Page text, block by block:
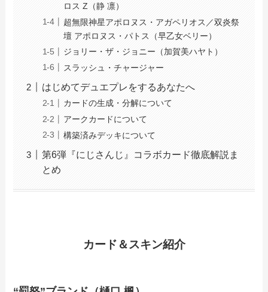
ロス Z（静 凛）
超無限神星アポロヌス・アガペリオス／双炎祭
壇 アポロヌス・パトス（早乙女ベリー）
ジョリー・ザ・ジョニー（加賀美ハヤト）
スラッシュ・チャージャー
はじめてデュエプレをするあなたへ
カードの生成・分解について
アークカードについて
構築済みデッキについて
第6弾『にじさんじ』コラボカード徹底解説ま
とめ
カード＆スキン紹介